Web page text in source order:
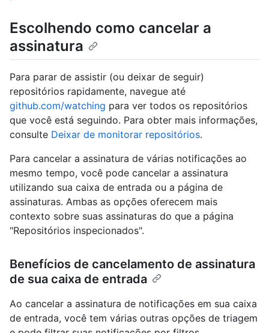
Escolhendo como cancelar a
assinatura
Para parar de assistir (ou deixar de seguir)
repositórios rapidamente, navegue até
github.com/watching para ver todos os repositórios
que você está seguindo. Para obter mais informações,
consulte Deixar de monitorar repositórios.
Para cancelar a assinatura de várias notificações ao
mesmo tempo, você pode cancelar a assinatura
utilizando sua caixa de entrada ou a página de
assinaturas. Ambas as opções oferecem mais
contexto sobre suas assinaturas do que a página
"Repositórios inspecionados".
Benefícios de cancelamento de assinatura
de sua caixa de entrada
Ao cancelar a assinatura de notificações em sua caixa
de entrada, você tem várias outras opções de triagem